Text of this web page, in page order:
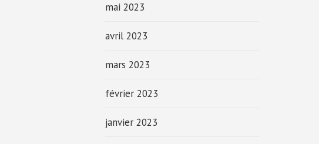
mai 2023
avril 2023
mars 2023
février 2023
janvier 2023